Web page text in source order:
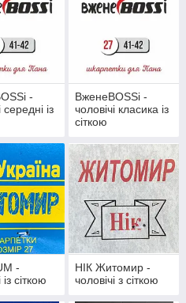
-
середні із
ВженеBOSSі -
чоловічі класика із
сіткою
-
із сіткою
НІК Житомир -
чоловічі з сіткою